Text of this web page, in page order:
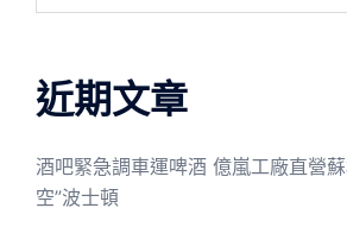
近期文章
酒吧緊急調車運啤酒 億嵐工廠直營
空”波士頓